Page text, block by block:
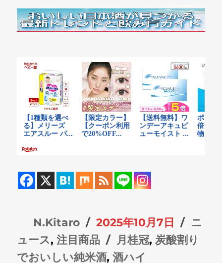
投
稿
者
N.Kitaro
投
稿
日:
2025年10月7日
カ
テ
ニ
ュース,注目商品
タ
グ
月桂冠,炭酸割り
でおいしい純米酒,酒ハイ